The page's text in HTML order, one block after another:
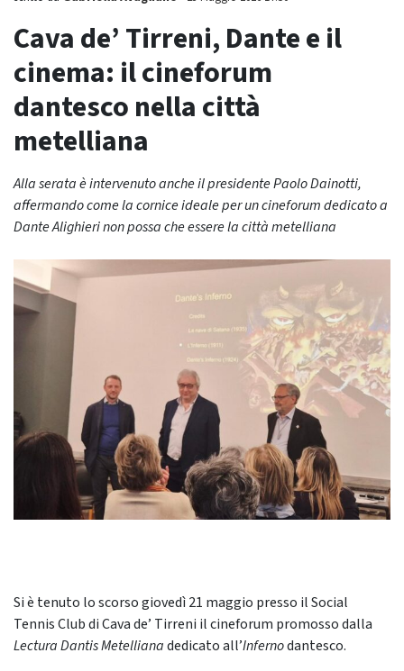
Cava de’ Tirreni, Dante e il
cinema: il cineforum
dantesco nella città
metelliana
Alla serata è intervenuto anche il presidente Paolo Dainotti,
affermando come la cornice ideale per un cineforum dedicato a
Dante Alighieri non possa che essere la città metelliana
Si è tenuto lo scorso giovedì 21 maggio presso il Social
Tennis Club di Cava de’ Tirreni il cineforum promosso dalla
Lectura Dantis Metellianadedicato all’Infernodantesco.